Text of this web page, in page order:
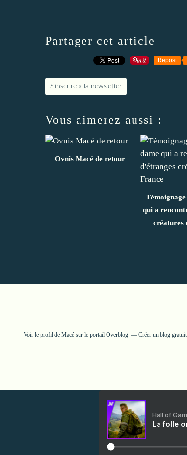
Partager cet article
Repost
S'inscrire à la newsletter
Vous aimerez aussi :
Ovnis Macé de retour
qui a
créatures
Voir le profil de Macésur le portail Overblog Créer un blog
Hall of
La folle